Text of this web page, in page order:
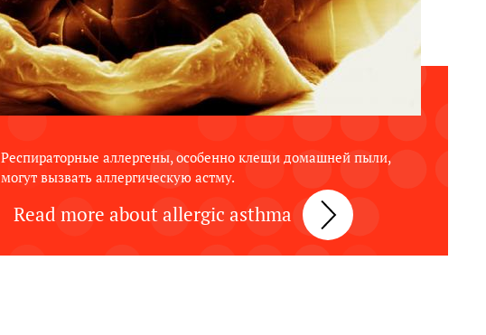
Респираторные аллергены, особенно клещи домашней пыли,
могут вызвать аллергическую астму.
Read more about allergic asthma